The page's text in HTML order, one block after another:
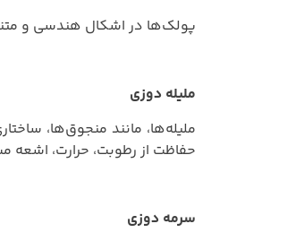
پولک‌ها در اشکال هندسی و
ملیله‌ دوزی
ملیله‌ها، مانند منجوق‌ها،
حفاظت از رطوبت، حرارت، اشعه
سرمه‌ دوزی